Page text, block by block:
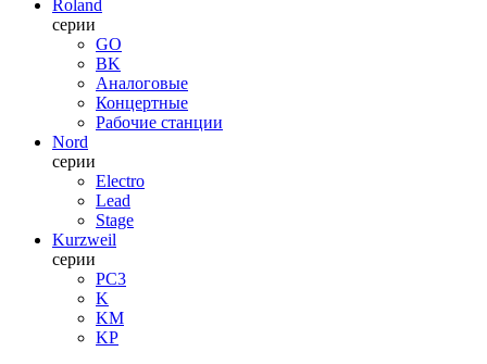
Roland
серии
GO
BK
Аналоговые
Концертные
Рабочие станции
Nord
серии
Electro
Lead
Stage
Kurzweil
серии
PC3
K
KM
KP